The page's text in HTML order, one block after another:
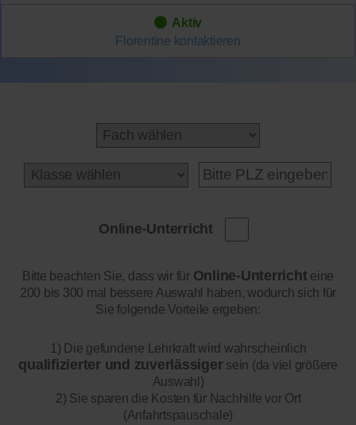
Aktiv
Florentine kontaktieren
Online-Unterricht
Bitte beachten Sie, dass wir für Online-Unterrichteine
200 bis 300 mal bessere Auswahl haben, wodurch sich für
Sie folgende Vorteile ergeben:
1) Die gefundene Lehrkraft wird wahrscheinlich
qualifizierter und zuverlässigersein (da viel größere
Auswahl)
2) Sie sparen die Kosten für Nachhilfe vor Ort
(Anfahrtspauschale)